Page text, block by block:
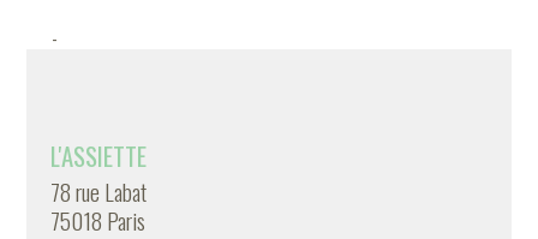
-
L'ASSIETTE
78 rue Labat
75018 Paris